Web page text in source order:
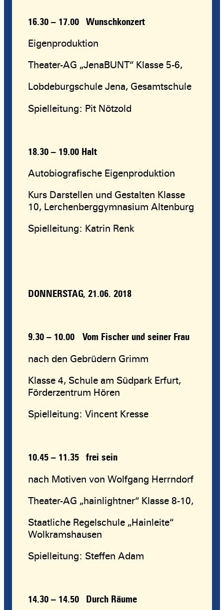
16.30 – 17.00 Wunschkonzert
Eigenproduktion
Theater-AG „JenaBUNT“ Klasse 5-6,
Lobdeburgschule Jena, Gesamtschule
Spielleitung: Pit Nötzold
18.30 – 19.00 Halt
Autobiografische Eigenproduktion
Kurs Darstellen und Gestalten Klasse
10, Lerchenberggymnasium Altenburg
Spielleitung: Katrin Renk
DONNERSTAG, 21.06. 2018
9.30 – 10.00 Vom Fischer und seiner Frau
nach den Gebrüdern Grimm
Klasse 4, Schule am Südpark Erfurt,
Förderzentrum Hören
Spielleitung: Vincent Kresse
10.45 – 11.35 frei sein
nach Motiven von Wolfgang Herrndorf
Theater-AG „hainlightner“ Klasse 8-10,
Staatliche Regelschule „Hainleite“
Wolkramshausen
Spielleitung: Steffen Adam
14.30 – 14.50 Durch Räume